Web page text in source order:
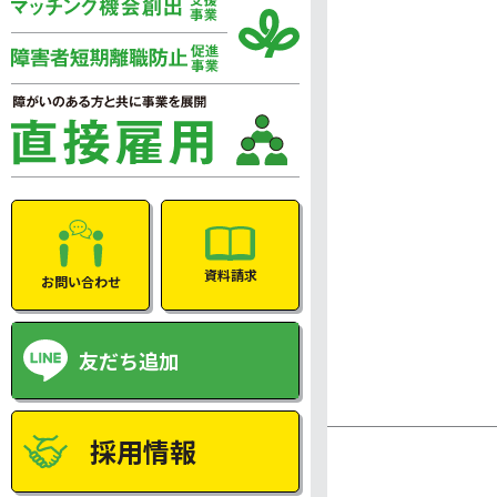
お問い合わせ 資料請求
友だち追加
採用情報